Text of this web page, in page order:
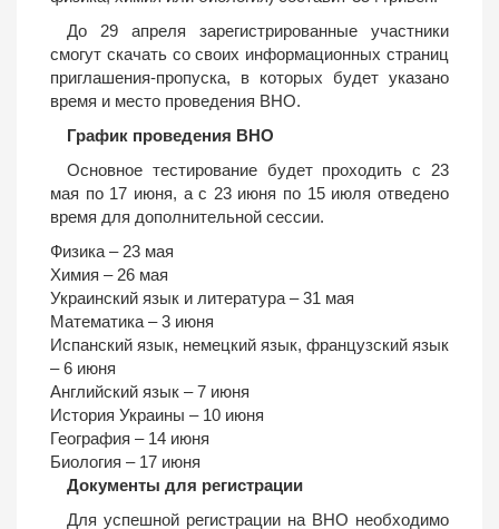
До 29 апреля зарегистрированные участники
смогут скачать со своих информационных страниц
приглашения-пропуска, в которых будет указано
время и место проведения ВНО.
График проведения ВНО
Основное тестирование будет проходить с 23
мая по 17 июня, а с 23 июня по 15 июля отведено
время для дополнительной сессии.
Физика – 23 мая
Химия – 26 мая
Украинский язык и литература – 31 мая
Математика – 3 июня
Испанский язык, немецкий язык, французский язык
– 6 июня
Английский язык – 7 июня
История Украины – 10 июня
География – 14 июня
Биология – 17 июня
Документы для регистрации
Для успешной регистрации на ВНО необходимо